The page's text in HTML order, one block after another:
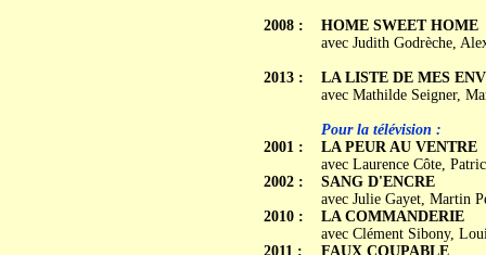
2008 :
2013 :
2001 :
2002 :
2010 :
2011 :
HOME SWEET HOME
avec Judith Godrèche,
LA LISTE DE MES
avec Mathilde Seigner,
Pour la télévision :
LA PEUR AU VENTRE
avec Laurence Côte,
SANG D'ENCRE
avec Julie Gayet, Martin
LA COMMANDERIE
avec Clément Sibony,
FAUX COUPABLE